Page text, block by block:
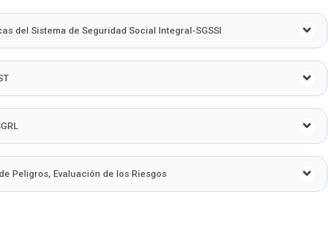
del Sistema de Seguridad Social Integral-SGSSI
Peligros, Evaluación de los Riesgos